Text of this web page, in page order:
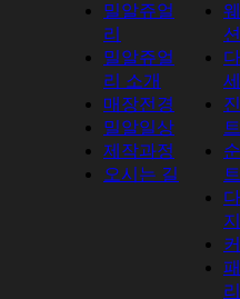
밀알쥬얼
리
밀알쥬얼
리 소개
매장전경
밀알일상
제작과정
오시는 길
션
트
트
지
리